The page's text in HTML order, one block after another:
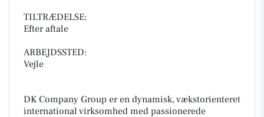
TILTRÆDELSE:
Efter aftale
ARBEJDSSTED:
Vejle
DK Company Group er en dynamisk, vækstorienteret
international virksomhed med passionerede